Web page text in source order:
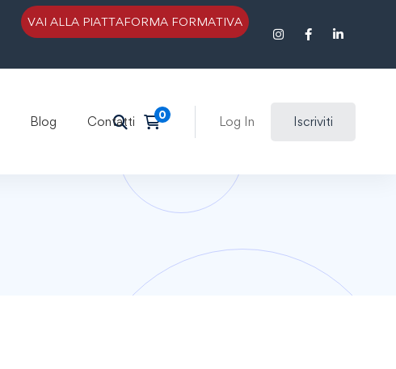
VAI ALLA PIATTAFORMA FORMATIVA
Blog Contatti Log In Iscriviti